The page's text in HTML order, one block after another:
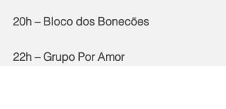
20h – Bloco dos Bonecões
22h – Grupo Por Amor